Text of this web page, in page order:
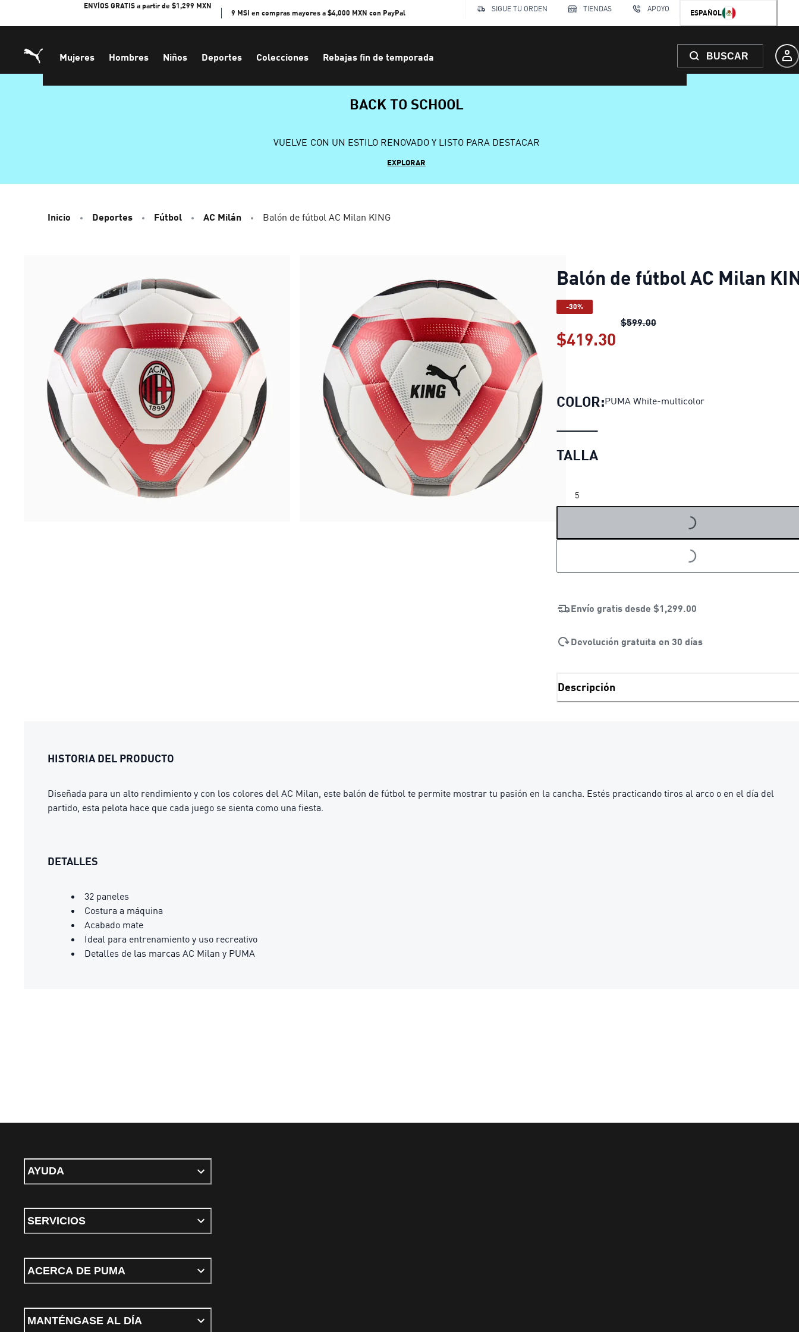
ENVÍOS GRATIS a partir de $1,299 MXN
9 MSI en compras mayores a $4,000 MXN con PayPal
SIGUE TU ORDEN TIENDAS APOYO ESPAÑOL
Mujeres Hombres Niños Deportes Colecciones Rebajas fin de temporada BUSCAR
BACK TO SCHOOL
VUELVE CON UN ESTILO RENOVADO Y LISTO PARA DESTACAR
EXPLORAR
Inicio Deportes Fútbol AC Milán Balón de fútbol AC Milan KING
Balón de fútbol AC Milan
-30%
$599.00Balón de fútbol AC Milan KING
$419.30
COLOR:PUMA White-multicolor
TALLA
5
LOADING...
LOADING...
Envío gratis desde $1,299.00
Devolución gratuita en 30 días
Descripción
HISTORIA DEL PRODUCTO
Diseñada para un alto rendimiento y con los colores del AC Milan, este balón de fútbol te permite mostrar tu pasión en la cancha. Estés practicando tiros al arco o en el día del
partido, esta pelota hace que cada juego se sienta como una fiesta.
DETALLES
32 paneles
Costura a máquina
Acabado mate
Ideal para entrenamiento y uso recreativo
Detalles de las marcas AC Milan y PUMA
AYUDA
SERVICIOS
ACERCA DE PUMA
MANTÉNGASE AL DÍA